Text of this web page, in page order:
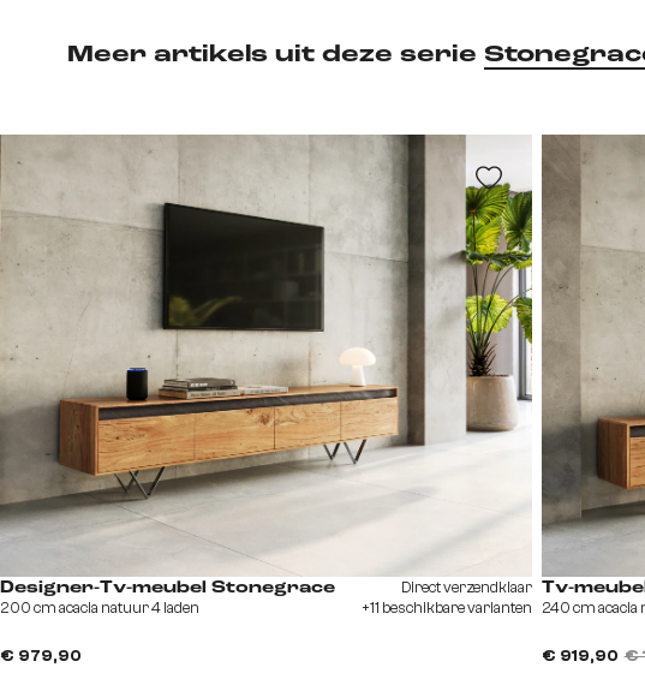
Meer artikels uit deze serie
Designer-Tv-meubel Stonegrace
200 cm acacia natuur 4 laden
€ 979,90
Direct verzendklaar
+11 beschikbare varianten
Tv-
240 cm acacia
€ 919,90 €